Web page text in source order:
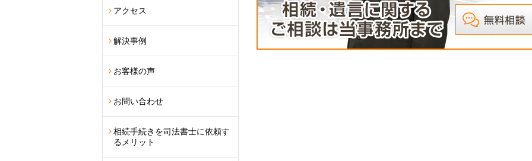
アクセス
解決事例
お客様の声
お問い合わせ
相続手続きを司法書士に依頼す
るメリット